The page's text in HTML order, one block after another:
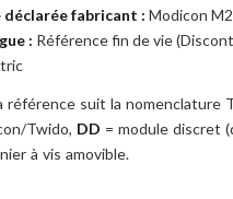
fabricant : Modicon
: Référence fin de vie
référence suit la nomenclature
Twido, DD = module discret
à vis amovible.